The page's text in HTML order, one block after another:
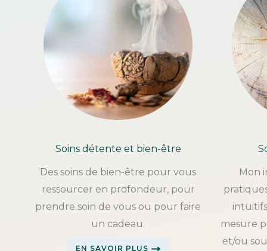
Soins détente et bien-être
Des soins de bien-être pour vous
ressourcer en profondeur, pour
prendre soin de vous ou pour faire
un cadeau.
EN SAVOIR PLUS
Mon
mesure
et/ou